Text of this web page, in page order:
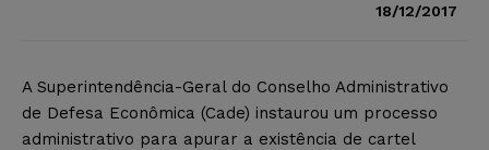
18/12/2017
A Superintendência-Geral do Conselho Administrativo
de Defesa Econômica (Cade) instaurou um processo
administrativo para apurar a existência de cartel